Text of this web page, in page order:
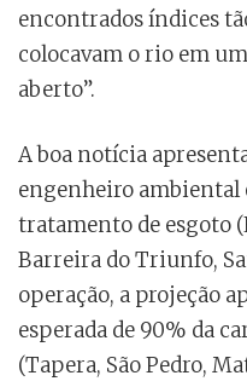
encontrados índices
colocavam o rio em
aberto”.
A boa notícia
engenheiro ambiental
tratamento de esgoto
Barreira do Triunfo,
operação, a projeção
esperada de 90% da
(Tapera, São Pedro,